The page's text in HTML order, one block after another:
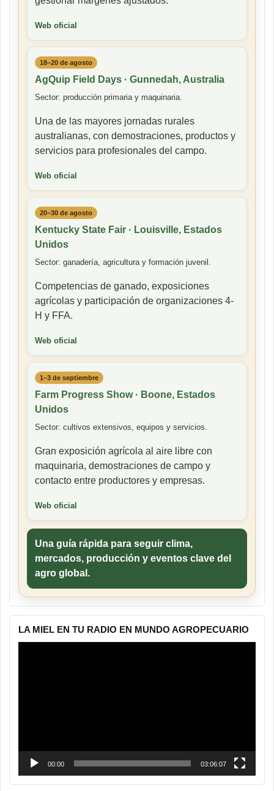
Web oficial
18–20 de agosto
AgQuip Field Days · Gunnedah, Australia
Sector: producción primaria y maquinaria.
Una de las mayores jornadas rurales
australianas, con demostraciones, productos y
servicios para profesionales del campo.
Web oficial
20–30 de agosto
Kentucky State Fair · Louisville, Estados
Unidos
Sector: ganadería, agricultura y formación juvenil.
Competencias de ganado, exposiciones
agrícolas y participación de organizaciones 4-
H y FFA.
Web oficial
1–3 de septiembre
Farm Progress Show · Boone, Estados
Unidos
Sector: cultivos extensivos, equipos y servicios.
Gran exposición agrícola al aire libre con
maquinaria, demostraciones de campo y
contacto entre productores y empresas.
Web oficial
Una guía rápida para seguir clima,
mercados, producción y eventos clave del
agro global.
LA MIEL EN TU RADIO EN MUNDO AGROPECUARIO
00:00 03:06:07